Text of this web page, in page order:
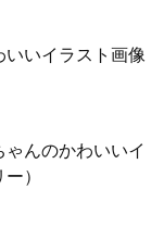
いいイラスト画像
んのかわいいイ
）